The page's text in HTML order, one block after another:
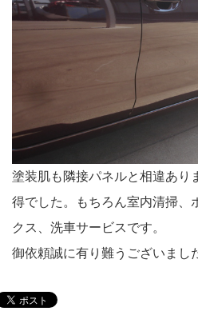
塗装肌も隣接パネルと相違あり
得でした。もちろん室内清掃、
クス、洗車サービスです。
御依頼誠に有り難うございまし